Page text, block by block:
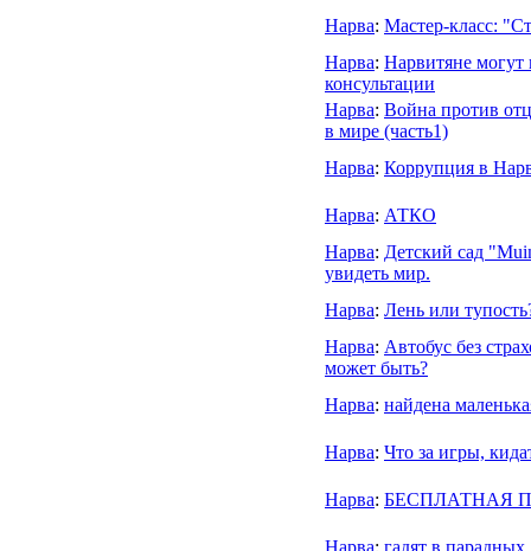
Нарва: Мастер-класс:
Нарва: Нарвитяне могут
консультации
Нарва: Война против
в мире (часть1)
Нарва: Коррупция в
Нарва: АТКО
Нарва: Детский сад
увидеть мир.
Нарва: Лень или
Нарва: Автобус без
может быть?
Нарва: найдена
Нарва: Что за игры,
Нарва: БЕСПЛАТНАЯ
Нарва: гадят в парадных